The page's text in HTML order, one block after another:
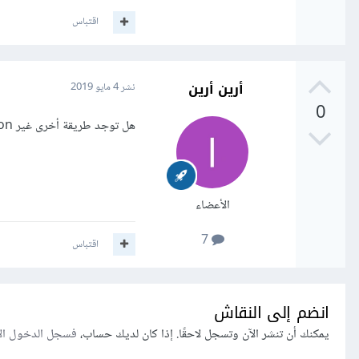
اقتباس
0
أرين أرين
الأعضاء
7
نشر4 مايو 2019
هل توجد طريقة أخرى غير session
اقتباس
انضم إلى النقاش
يمكنك أن تنشر الآن وتسجل لاحقًا. إذا كان لديك حساب،فسجل الدخول